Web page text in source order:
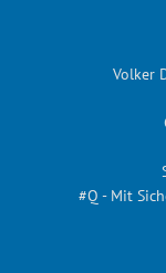
Volker
#Q - Mit